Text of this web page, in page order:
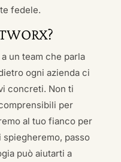
fedele.
un team che parla
ogni azienda ci
concreti. Non ti
per
al tuo fianco per
passo
può aiutarti a